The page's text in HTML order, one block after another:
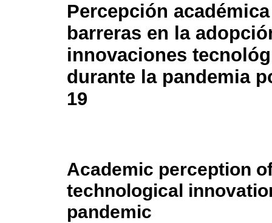
Percepción
barreras en la
innovaciones
durante la pandemia
19
Academic perception
technological
pandemic